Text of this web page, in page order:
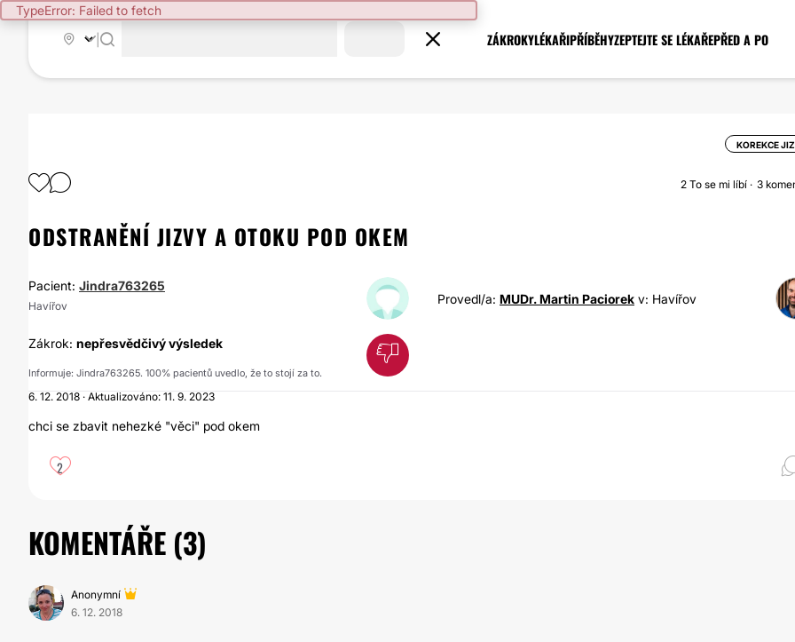
TypeError: Failed to fetch
ZÁKROKYLÉKAŘIPŘÍBĚHYZEPTEJTE SE LÉKAŘEPŘED A PO
KOREKCE
2 To se mi líbí 3
ODSTRANĚNÍ JIZVY A OTOKU POD OKEM
Pacient: Jindra763265
Havířov Provedl/a: MUDr. Martin Paciorek v: Havířov
Zákrok: nepřesvědčivý výsledek
Informuje: Jindra763265. 100% pacientů uvedlo, že to stojí za to.
6. 12. 2018 · Aktualizováno: 11. 9. 2023
chci se zbavit nehezké "věci" pod okem
2
KOMENTÁŘE (3)
Anonymní
6. 12. 2018